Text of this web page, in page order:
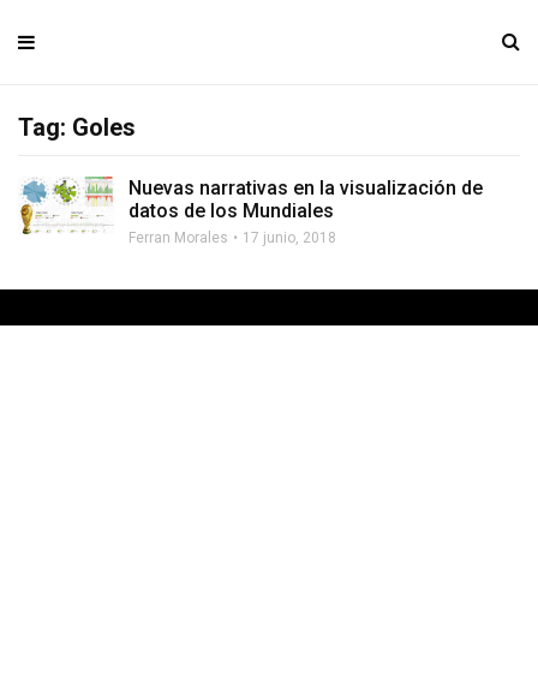
Tag: Goles
Nuevas narrativas en la visualización de
datos de los Mundiales
Ferran Morales 17 junio, 2018